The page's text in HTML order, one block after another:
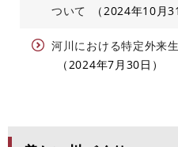
ついて
2024年10月
河川における特定外来
2024年7月30日